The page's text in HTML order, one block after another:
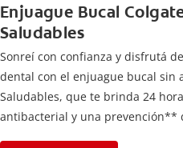
Enjuague Bucal
Saludables
Sonreí con confianza y disfrutá
dental con el enjuague bucal sin
Saludables, que te brinda 24
antibacterial y una prevención**